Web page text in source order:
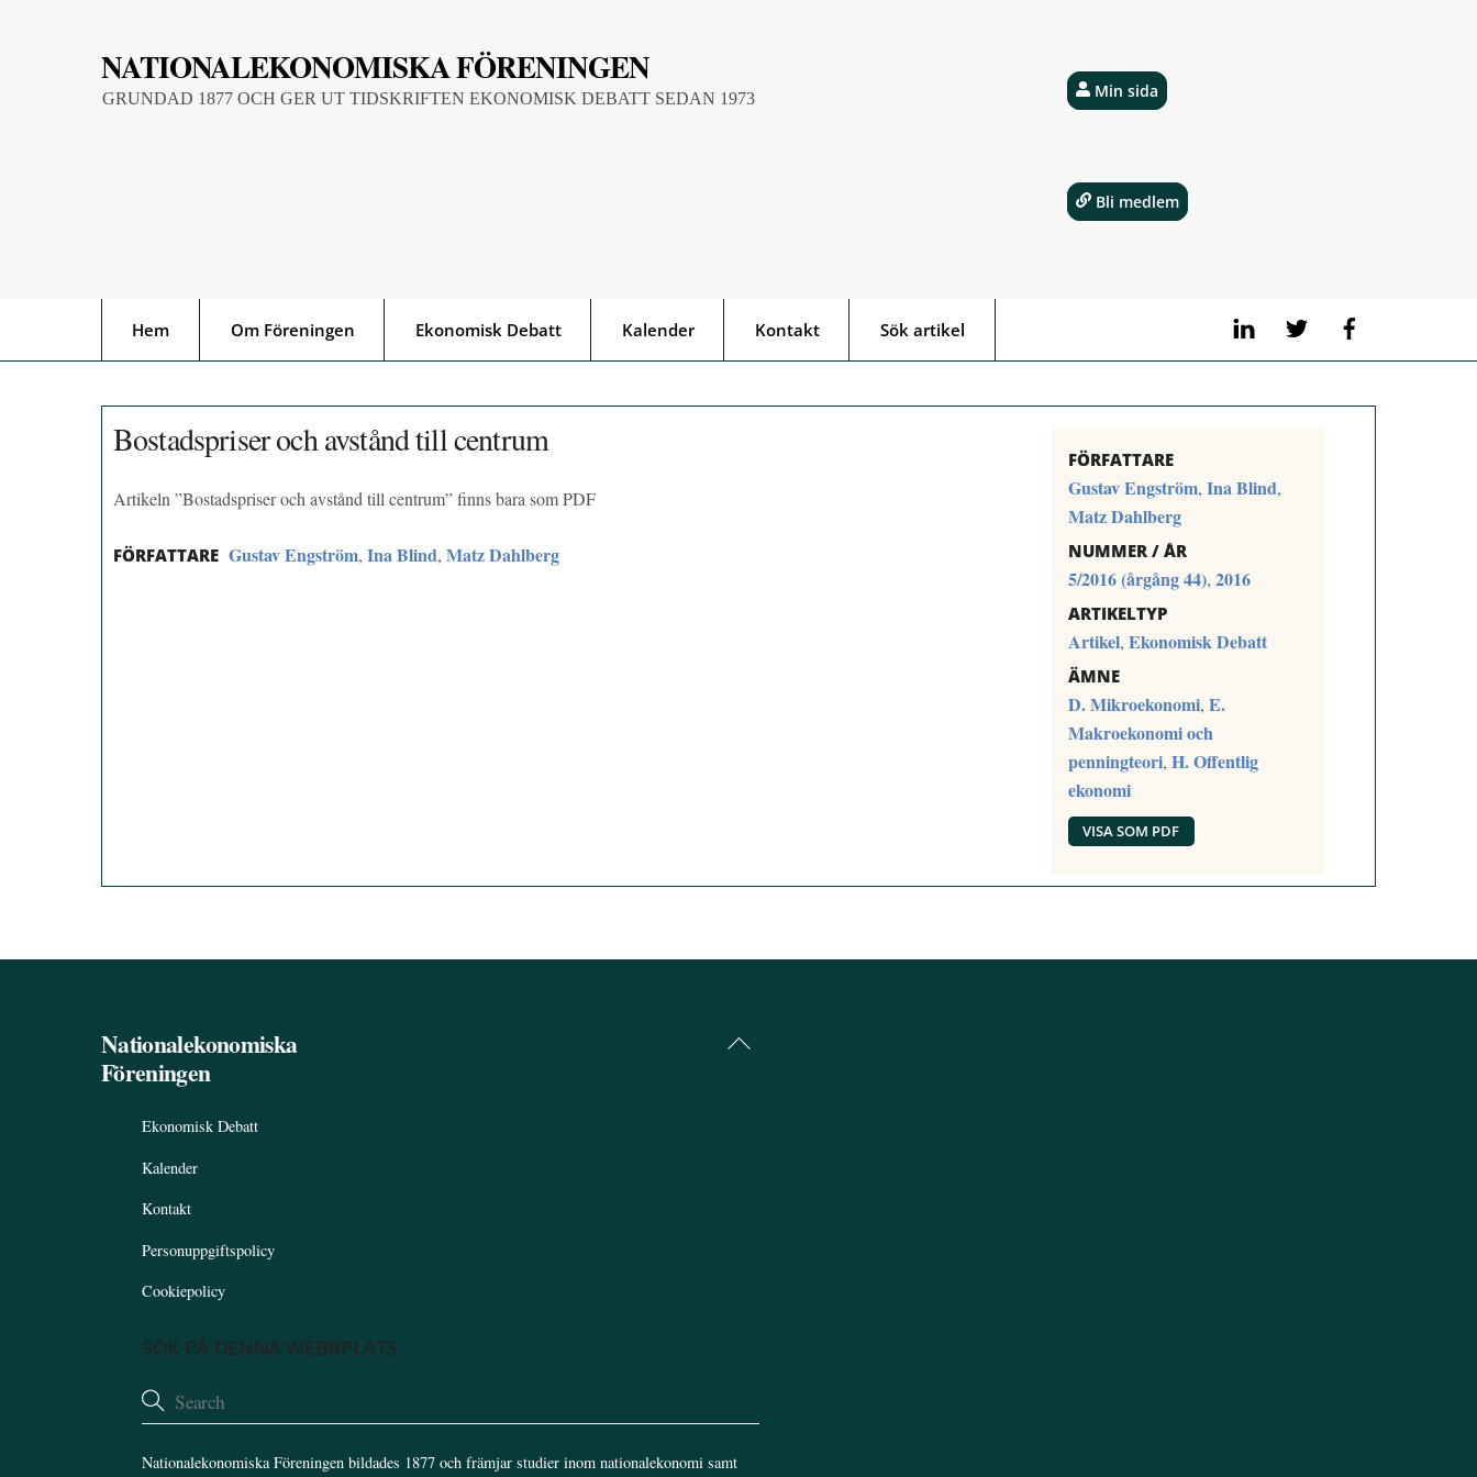
NATIONALEKONOMISKA FÖRENINGEN
GRUNDAD 1877 OCH GER UT TIDSKRIFTEN EKONOMISK DEBATT SEDAN 1973
LinkedIn Twitter
Hem Om Föreningen Ekonomisk Debatt Kalender Kontakt Sök artikel
Min sida
Bli medlem
Bostadspriser och avstånd till centrum
Artikeln ”Bostadspriser och avstånd till centrum” finns bara som PDF
FÖRFATTARE Gustav Engström, Ina Blind, Matz Dahlberg
FÖRFATTARE
Gustav Engström, Ina Blind,
Matz Dahlberg
NUMMER / ÅR
5/2016 (årgång 44), 2016
ARTIKELTYP
Artikel, Ekonomisk Debatt
ÄMNE
D. Mikroekonomi, E.
Makroekonomi och
penningteori, H. Offentlig
ekonomi
VISA SOM PDF
Back
Nationalekonomiska
Föreningen
Ekonomisk Debatt
Kalender
Kontakt
Personuppgiftspolicy
Cookiepolicy
SÖK PÅ DENNA WEBBPLATS
Nationalekonomiska Föreningen bildades 1877 och främjar studier inom nationalekonomi samt